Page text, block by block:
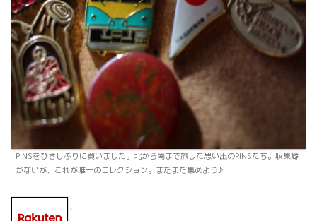
PINSをひさしぶりに買いました。北から南まで旅した思い出のPINSたち。収集癖
がないが、これが唯一のコレクション。まだまだ集めよう♪